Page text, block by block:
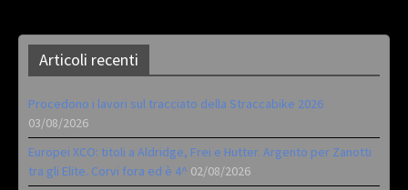
Articoli recenti
Procedono i lavori sul tracciato della Straccabike 2026
03/08/2026
Europei XCO: titoli a Aldridge, Frei e Hutter. Argento per Zanotti
tra gli Elite. Corvi fora ed è 4^ 02/08/2026